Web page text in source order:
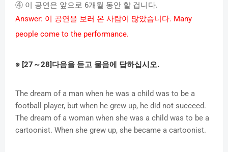
④ 이 공연은 앞으로 6개월 동안 할 겁니다.
Answer: 이 공연을 보러 온 사람이 많았습니다. Many
people come to the performance.
※ [27 ～28] 다음을 듣고 물음에 답하십시오.
The dream of a man when he was a child was to be a
football player, but when he grew up, he did not succeed.
The dream of a woman when she was a child was to be a
cartoonist. When she grew up, she became a cartoonist.